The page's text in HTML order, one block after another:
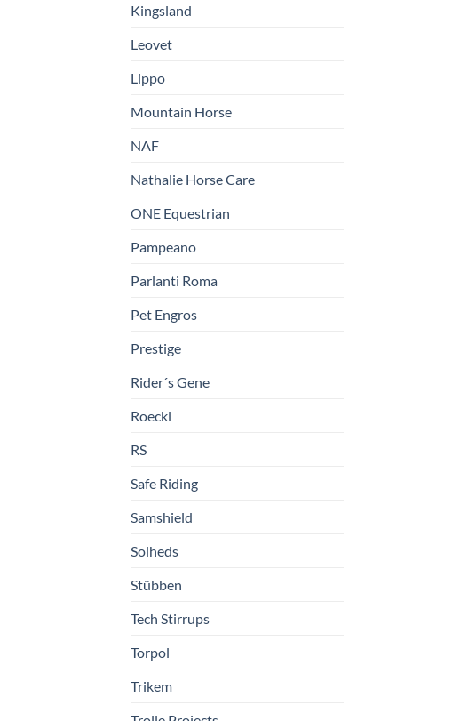
Kingsland
Leovet
Lippo
Mountain Horse
NAF
Nathalie Horse Care
ONE Equestrian
Pampeano
Parlanti Roma
Pet Engros
Prestige
Rider´s Gene
Roeckl
RS
Safe Riding
Samshield
Solheds
Stübben
Tech Stirrups
Torpol
Trikem